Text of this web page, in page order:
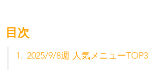
目次
1. 2025/9/8週 人気メニューTOP3